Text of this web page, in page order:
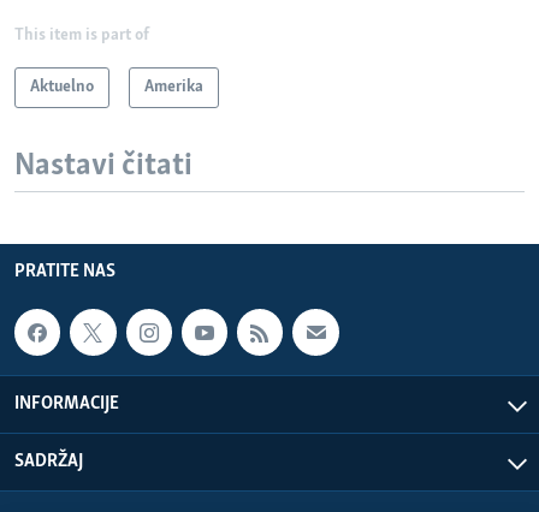
This item is part of
Aktuelno Amerika
Nastavi čitati
PRATITE NAS
INFORMACIJE
SADRŽAJ